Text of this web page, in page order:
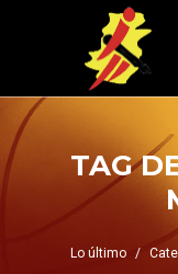
TAG
Lo último